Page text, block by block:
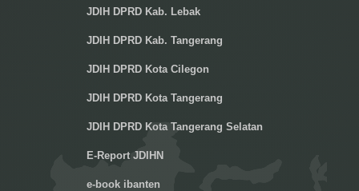
JDIH DPRD Kab. Lebak
JDIH DPRD Kab. Tangerang
JDIH DPRD Kota Cilegon
JDIH DPRD Kota Tangerang
JDIH DPRD Kota Tangerang Selatan
E-Report JDIHN
e-book ibanten